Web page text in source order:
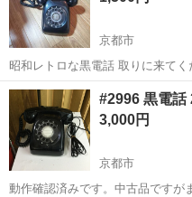
京都市
昭和レトロな黒電話 取り
京都 京都市 電話、ＦＡＸ
#2996 黒電話
3,000円
京都市
動作確認済みです。中古品ですが